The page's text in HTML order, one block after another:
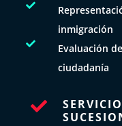

inmigración

Evaluación
ciudadanía
